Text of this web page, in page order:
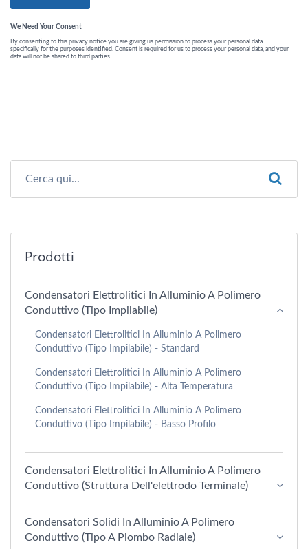
Prodotti
Condensatori Elettrolitici In Alluminio A Polimero
Conduttivo (tipo Impilabile)
Condensatori Elettrolitici In Alluminio A Polimero
Conduttivo (tipo Impilabile) - Standard
Condensatori Elettrolitici In Alluminio A Polimero
Conduttivo (Tipo Impilabile) - Alta Temperatura
Condensatori Elettrolitici In Alluminio A Polimero
Conduttivo (Tipo Impilabile) - Basso Profilo
Condensatori Elettrolitici In Alluminio A Polimero
Conduttivo (struttura Dell'elettrodo Terminale)
Condensatori Solidi In Alluminio A Polimero
Conduttivo (Tipo A Piombo Radiale)